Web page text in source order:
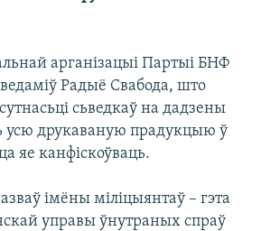
арганізацыі Партыі БНФ
Радыё Свабода, што
сьведкаў на дадзены
усю друкаваную прадукцыю ў
яе канфіскоўваць.
імёны міліцыянтаў – гэта
управы ўнутраных спраў